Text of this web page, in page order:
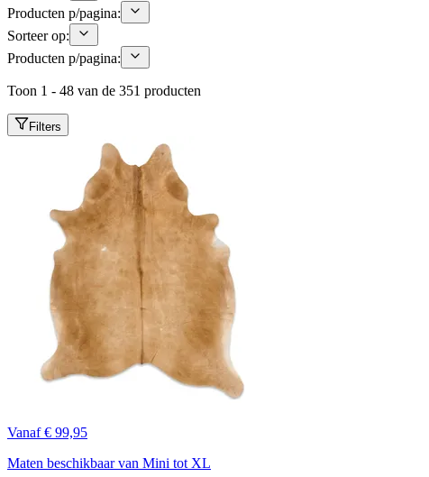
Producten p/pagina:
Sorteer op:
Producten p/pagina:
Toon 1 - 48 van de 351 producten
Filters
Vanaf € 99,95
Maten beschikbaar van Mini tot XL